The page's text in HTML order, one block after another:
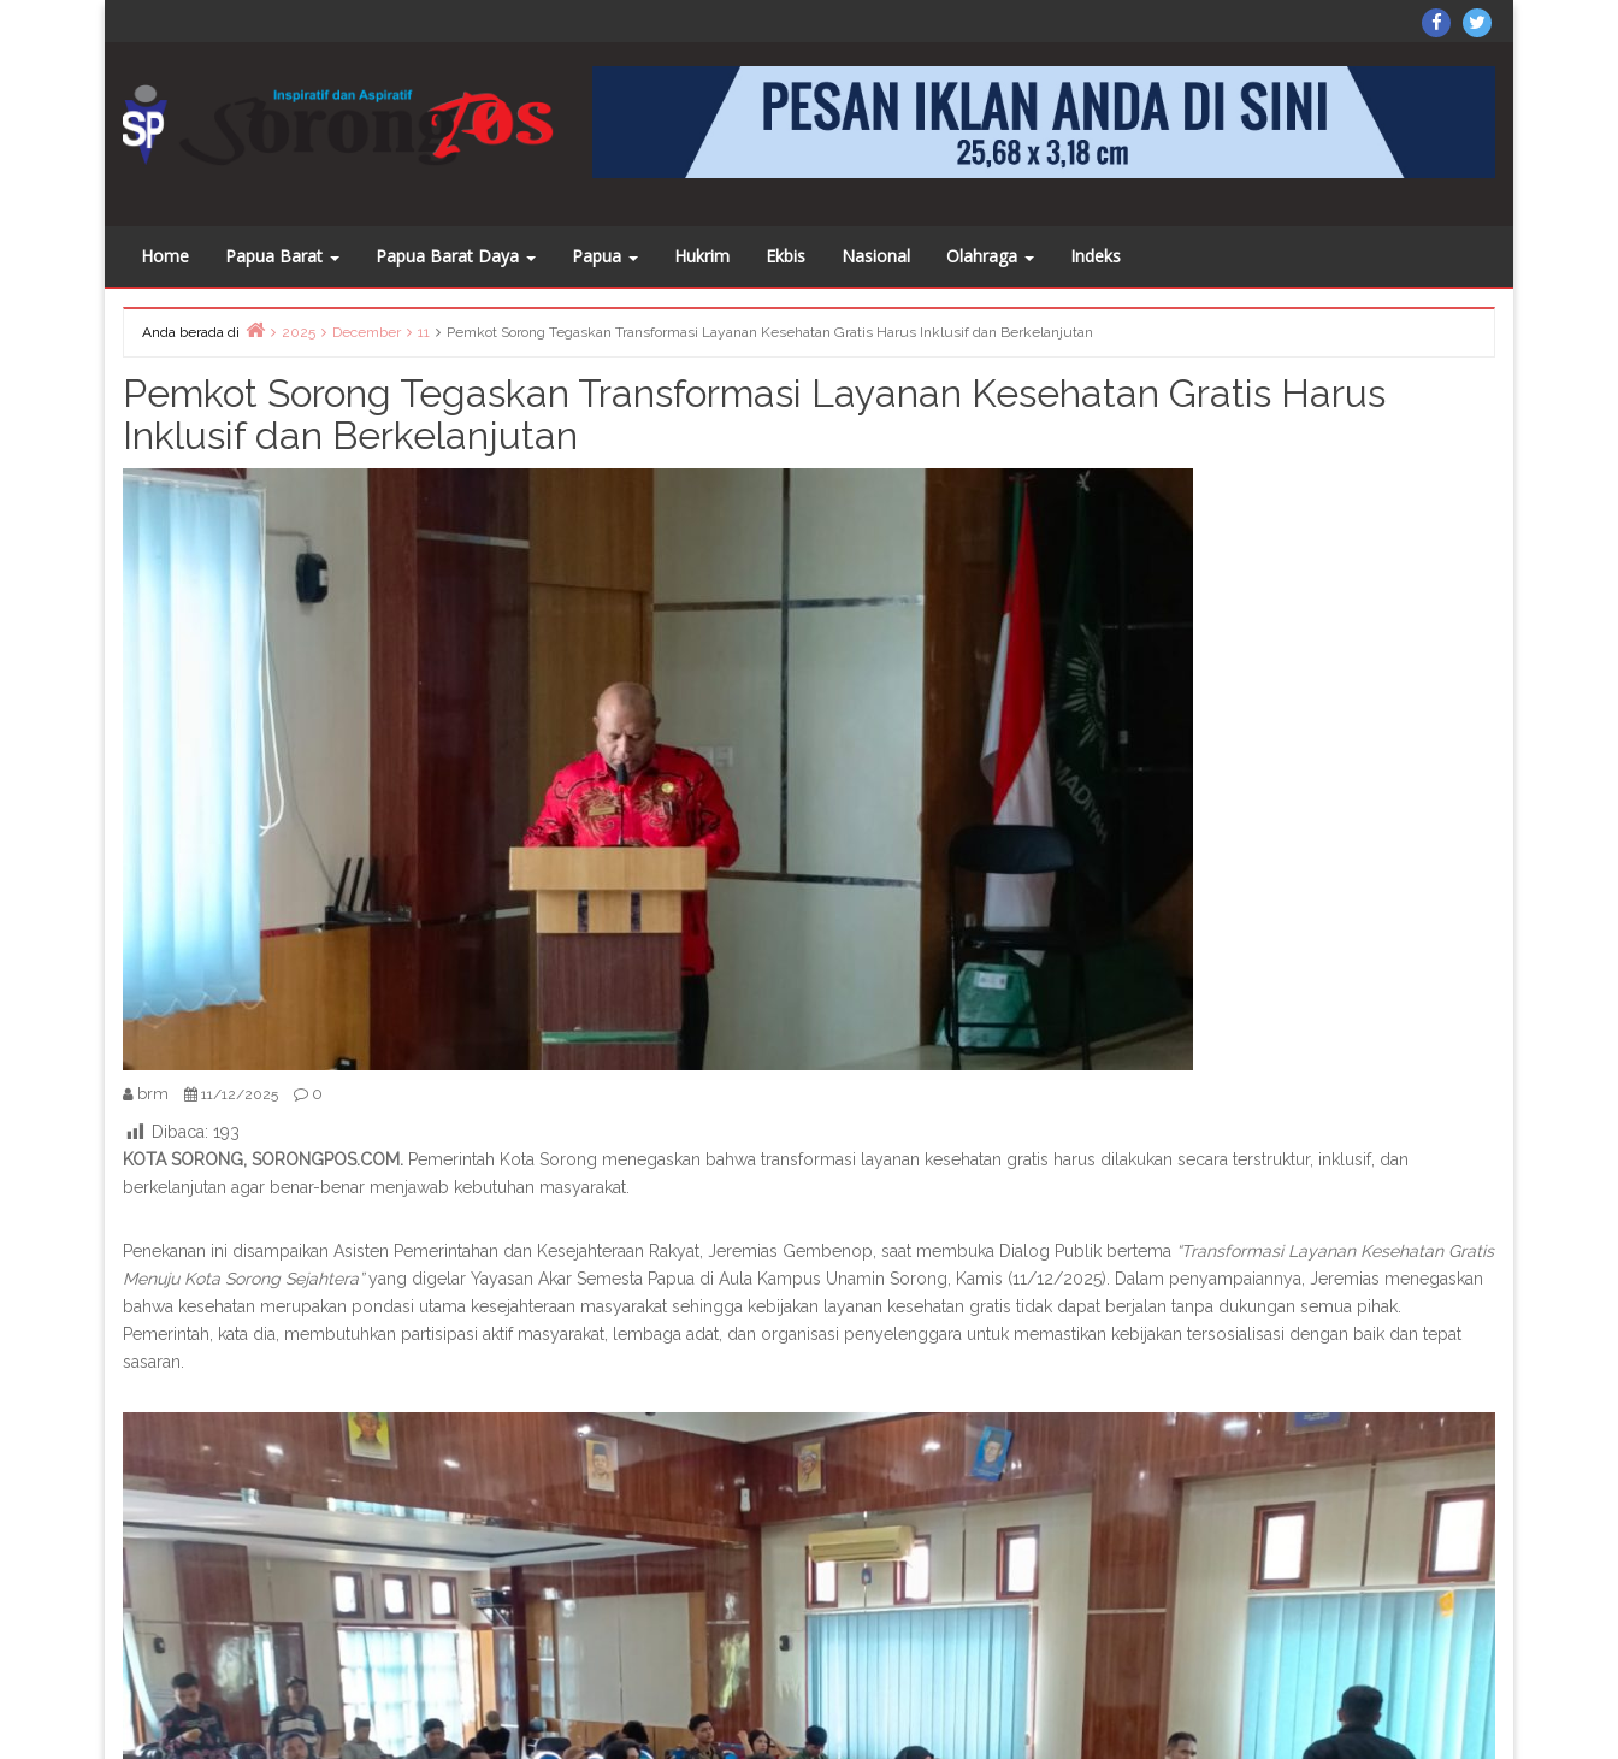
SorongPos
Sorong
Home Papua Barat Papua Barat Daya Papua Hukrim Ekbis Nasional Olahraga Indeks
Anda berada di
2025 December 11 Pemkot Sorong Tegaskan Transformasi Layanan Kesehatan Gratis Harus Inklusif dan Berkelanjutan
Pemkot Sorong Tegaskan Transformasi Layanan Kesehatan Gratis Harus
Inklusif dan Berkelanjutan
brm 11/12/2025 0
Dibaca: 193
KOTA SORONG, SORONGPOS.COM. Pemerintah Kota Sorong menegaskan bahwa transformasi layanan kesehatan gratis harus dilakukan secara terstruktur, inklusif, dan
berkelanjutan agar benar-benar menjawab kebutuhan masyarakat.
Penekanan ini disampaikan Asisten Pemerintahan dan Kesejahteraan Rakyat, Jeremias Gembenop, saat membuka Dialog Publik bertema “Transformasi Layanan Kesehatan Gratis
Menuju Kota Sorong Sejahtera”yang digelar Yayasan Akar Semesta Papua di Aula Kampus Unamin Sorong, Kamis (11/12/2025). Dalam penyampaiannya, Jeremias menegaskan
bahwa kesehatan merupakan pondasi utama kesejahteraan masyarakat sehingga kebijakan layanan kesehatan gratis tidak dapat berjalan tanpa dukungan semua pihak.
Pemerintah, kata dia, membutuhkan partisipasi aktif masyarakat, lembaga adat, dan organisasi penyelenggara untuk memastikan kebijakan tersosialisasi dengan baik dan tepat
sasaran.